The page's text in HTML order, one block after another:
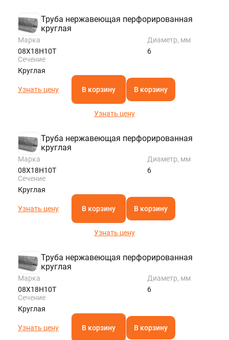
Труба нержавеющая перфорированная
круглая
Марка
08Х18Н10Т
Диаметр, мм
6
Сечение
Круглая
Узнать цену В корзину В корзину
Узнать цену
Труба нержавеющая перфорированная
круглая
Марка
08Х18Н10Т
Диаметр, мм
6
Сечение
Круглая
Узнать цену В корзину В корзину
Узнать цену
Труба нержавеющая перфорированная
круглая
Марка
08Х18Н10Т
Диаметр, мм
6
Сечение
Круглая
Узнать цену В корзину В корзину